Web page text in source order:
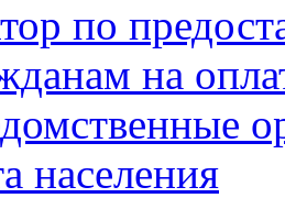
по
на
населения